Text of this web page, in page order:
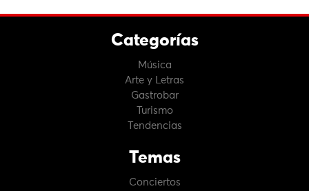
Categorías
Música
Arte y Letras
Gastrobar
Turismo
Tendencias
Temas
Conciertos